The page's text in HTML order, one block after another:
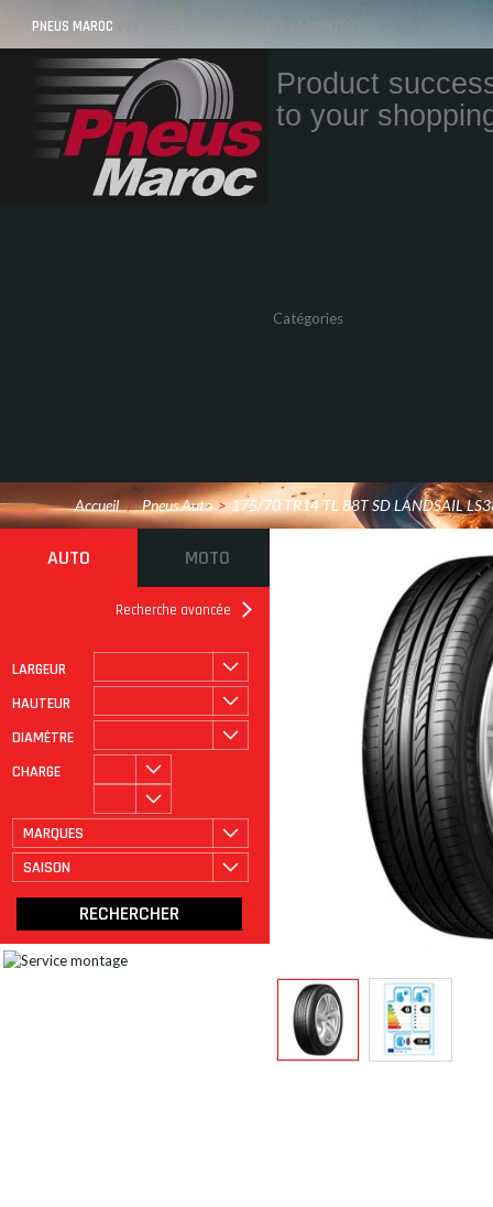
PNEUS MAROC VOS PNEUS AU MAROC LIVRÉS ET MONTÉS
Product
to your
Catégories
Accueil / Pneus Auto > 175/70 TR14 TL 88T SD LANDSAIL
AUTO MOTO
Recherche avancée
LARGEUR
HAUTEUR
DIAMÈTRE
CHARGE
MARQUES
SAISON
ROULAGE À PLAT